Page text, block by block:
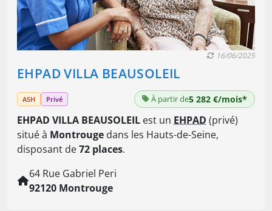
EHPAD VILLA BEAUSOLEIL
16/06/2025
ASH Privé À partir de5 282 €/mois*
EHPAD VILLA BEAUSOLEIL est un EHPAD (privé)
situé à Montrouge dans les Hauts-de-Seine,
disposant de72 places.
64 Rue Gabriel Peri
92120 Montrouge